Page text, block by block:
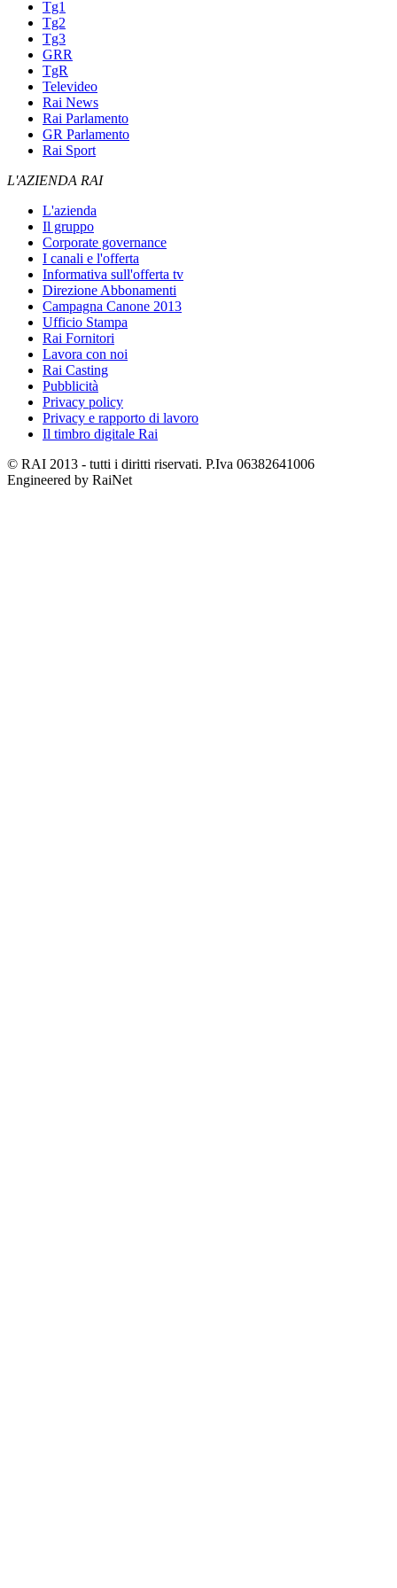
Tg1
Tg2
Tg3
GRR
TgR
Televideo
Rai News
Rai Parlamento
GR Parlamento
Rai Sport
L'AZIENDA RAI
L'azienda
Il gruppo
Corporate governance
I canali e l'offerta
Informativa sull'offerta tv
Direzione Abbonamenti
Campagna Canone 2013
Ufficio Stampa
Rai Fornitori
Lavora con noi
Rai Casting
Pubblicità
Privacy policy
Privacy e rapporto di lavoro
Il timbro digitale Rai
© RAI 2013 - tutti i diritti riservati. P.Iva 06382641006
Engineered by RaiNet